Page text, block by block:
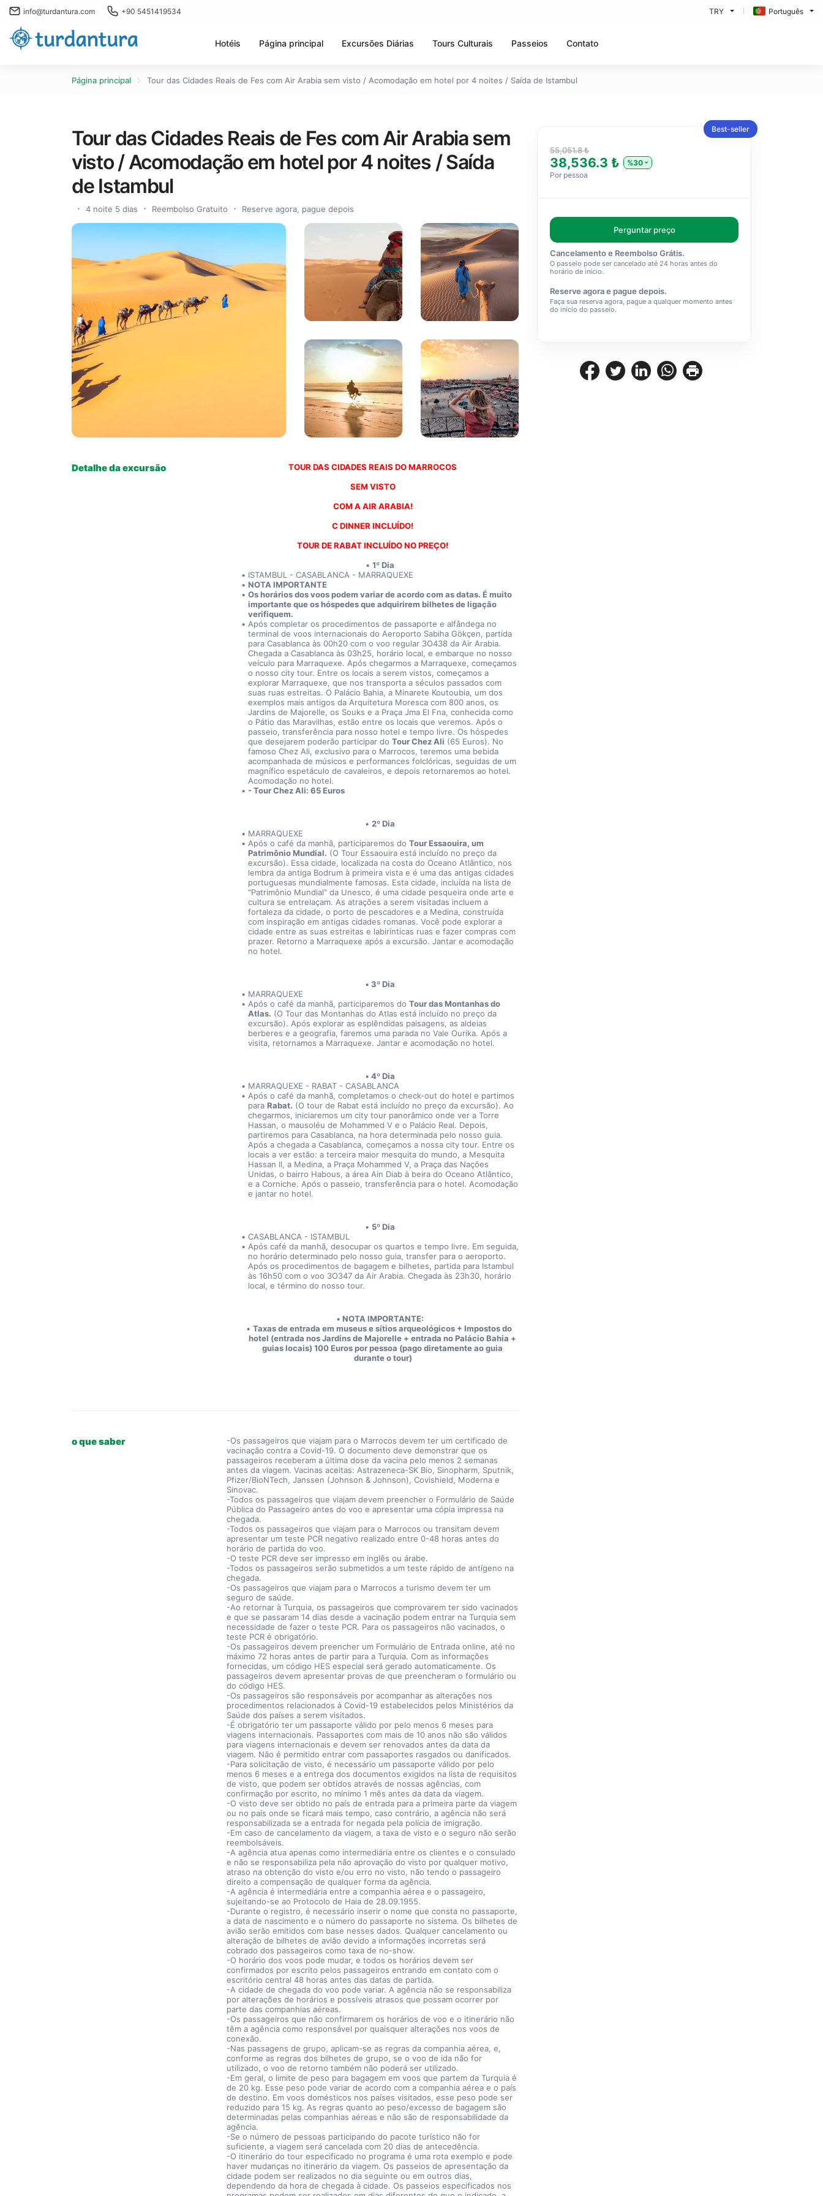
info@turdantura.com +90 5451419534 TRY Português
Hotéis Página principal Excursões Diárias Tours Culturais Passeios Contato
Página principal Tour das Cidades Reais de Fes com Air Arabia sem visto / Acomodação em hotel por 4 noites / Saída de Istambul
Tour das Cidades Reais de Fes com Air Arabia sem
visto / Acomodação em hotel por 4 noites / Saída
de Istambul
4 noite 5 dias Reembolso Gratuito Reserve agora, pague depois
Detalhe da excursão
TOUR DAS CIDADES REAIS DO MARROCOS
SEM VISTO
COM A AIR ARABIA!
C DINNER INCLUÍDO!
TOUR DE RABAT INCLUÍDO NO PREÇO!
1º Dia
ISTAMBUL - CASABLANCA - MARRAQUEXE
NOTA IMPORTANTE
Os horários dos voos podem variar de acordo com as datas. É muito
importante que os hóspedes que adquirirem bilhetes de ligação
verifiquem.
Após completar os procedimentos de passaporte e alfândega no
terminal de voos internacionais do Aeroporto Sabiha Gökçen, partida
para Casablanca às 00h20 com o voo regular 3O438 da Air Arabia.
Chegada a Casablanca às 03h25, horário local, e embarque no nosso
veículo para Marraquexe. Após chegarmos a Marraquexe, começamos
o nosso city tour. Entre os locais a serem vistos, começamos a
explorar Marraquexe, que nos transporta a séculos passados com
suas ruas estreitas. O Palácio Bahia, a Minarete Koutoubia, um dos
exemplos mais antigos da Arquitetura Moresca com 800 anos, os
Jardins de Majorelle, os Souks e a Praça Jma El Fna, conhecida como
o Pátio das Maravilhas, estão entre os locais que veremos. Após o
passeio, transferência para nosso hotel e tempo livre. Os hóspedes
que desejarem poderão participar do Tour Chez Ali (65 Euros). No
famoso Chez Ali, exclusivo para o Marrocos, teremos uma bebida
acompanhada de músicos e performances folclóricas, seguidas de um
magnífico espetáculo de cavaleiros, e depois retornaremos ao hotel.
Acomodação no hotel.
- Tour Chez Ali: 65 Euros
2º Dia
MARRAQUEXE
Após o café da manhã, participaremos do Tour Essaouira, um
Patrimônio Mundial. (O Tour Essaouira está incluído no preço da
excursão). Essa cidade, localizada na costa do Oceano Atlântico, nos
lembra da antiga Bodrum à primeira vista e é uma das antigas cidades
portuguesas mundialmente famosas. Esta cidade, incluída na lista de
"Patrimônio Mundial" da Unesco, é uma cidade pesqueira onde arte e
cultura se entrelaçam. As atrações a serem visitadas incluem a
fortaleza da cidade, o porto de pescadores e a Medina, construída
com inspiração em antigas cidades romanas. Você pode explorar a
cidade entre as suas estreitas e labirínticas ruas e fazer compras com
prazer. Retorno a Marraquexe após a excursão. Jantar e acomodação
no hotel.
3º Dia
MARRAQUEXE
Após o café da manhã, participaremos do Tour das Montanhas do
Atlas. (O Tour das Montanhas do Atlas está incluído no preço da
excursão). Após explorar as esplêndidas paisagens, as aldeias
berberes e a geografia, faremos uma parada no Vale Ourika. Após a
visita, retornamos a Marraquexe. Jantar e acomodação no hotel.
4º Dia
MARRAQUEXE - RABAT - CASABLANCA
Após o café da manhã, completamos o check-out do hotel e partimos
para Rabat. (O tour de Rabat está incluído no preço da excursão). Ao
chegarmos, iniciaremos um city tour panorâmico onde ver a Torre
Hassan, o mausoléu de Mohammed V e o Palácio Real. Depois,
partiremos para Casablanca, na hora determinada pelo nosso guia.
Após a chegada a Casablanca, começamos a nossa city tour. Entre os
locais a ver estão: a terceira maior mesquita do mundo, a Mesquita
Hassan II, a Medina, a Praça Mohammed V, a Praça das Nações
Unidas, o bairro Habous, a área Ain Diab à beira do Oceano Atlântico,
e a Corniche. Após o passeio, transferência para o hotel. Acomodação
e jantar no hotel.
5º Dia
CASABLANCA - ISTAMBUL
Após café da manhã, desocupar os quartos e tempo livre. Em seguida,
no horário determinado pelo nosso guia, transfer para o aeroporto.
Após os procedimentos de bagagem e bilhetes, partida para Istambul
às 16h50 com o voo 3O347 da Air Arabia. Chegada às 23h30, horário
local, e término do nosso tour.
NOTA IMPORTANTE:
Taxas de entrada em museus e sítios arqueológicos + Impostos do
hotel (entrada nos Jardins de Majorelle + entrada no Palácio Bahia +
guias locais) 100 Euros por pessoa (pago diretamente ao guia
durante o tour)
o que saber
-Os passageiros que viajam para o Marrocos devem ter um certificado de
vacinação contra a Covid-19. O documento deve demonstrar que os
passageiros receberam a última dose da vacina pelo menos 2 semanas
antes da viagem. Vacinas aceitas: Astrazeneca-SK Bio, Sinopharm, Sputnik,
Pfizer/BioNTech, Janssen (Johnson & Johnson), Covishield, Moderna e
Sinovac.
-Todos os passageiros que viajam devem preencher o Formulário de Saúde
Pública do Passageiro antes do voo e apresentar uma cópia impressa na
chegada.
-Todos os passageiros que viajam para o Marrocos ou transitam devem
apresentar um teste PCR negativo realizado entre 0-48 horas antes do
horário de partida do voo.
-O teste PCR deve ser impresso em inglês ou árabe.
-Todos os passageiros serão submetidos a um teste rápido de antígeno na
chegada.
-Os passageiros que viajam para o Marrocos a turismo devem ter um
seguro de saúde.
-Ao retornar à Turquia, os passageiros que comprovarem ter sido vacinados
e que se passaram 14 dias desde a vacinação podem entrar na Turquia sem
necessidade de fazer o teste PCR. Para os passageiros não vacinados, o
teste PCR é obrigatório.
-Os passageiros devem preencher um Formulário de Entrada online, até no
máximo 72 horas antes de partir para a Turquia. Com as informações
fornecidas, um código HES especial será gerado automaticamente. Os
passageiros devem apresentar provas de que preencheram o formulário ou
do código HES.
-Os passageiros são responsáveis por acompanhar as alterações nos
procedimentos relacionados à Covid-19 estabelecidos pelos Ministérios da
Saúde dos países a serem visitados.
-É obrigatório ter um passaporte válido por pelo menos 6 meses para
viagens internacionais. Passaportes com mais de 10 anos não são válidos
para viagens internacionais e devem ser renovados antes da data da
viagem. Não é permitido entrar com passaportes rasgados ou danificados.
-Para solicitação de visto, é necessário um passaporte válido por pelo
menos 6 meses e a entrega dos documentos exigidos na lista de requisitos
de visto, que podem ser obtidos através de nossas agências, com
confirmação por escrito, no mínimo 1 mês antes da data da viagem.
-O visto deve ser obtido no país de entrada para a primeira parte da viagem
ou no país onde se ficará mais tempo, caso contrário, a agência não será
responsabilizada se a entrada for negada pela polícia de imigração.
-Em caso de cancelamento da viagem, a taxa de visto e o seguro não serão
reembolsáveis.
-A agência atua apenas como intermediária entre os clientes e o consulado
e não se responsabiliza pela não aprovação do visto por qualquer motivo,
atraso na obtenção do visto e/ou erro no visto, não tendo o passageiro
direito a compensação de qualquer forma da agência.
-A agência é intermediária entre a companhia aérea e o passageiro,
sujeitando-se ao Protocolo de Haia de 28.09.1955.
-Durante o registro, é necessário inserir o nome que consta no passaporte,
a data de nascimento e o número do passaporte no sistema. Os bilhetes de
avião serão emitidos com base nesses dados. Qualquer cancelamento ou
alteração de bilhetes de avião devido a informações incorretas será
cobrado dos passageiros como taxa de no-show.
-O horário dos voos pode mudar, e todos os horários devem ser
confirmados por escrito pelos passageiros entrando em contato com o
escritório central 48 horas antes das datas de partida.
-A cidade de chegada do voo pode variar. A agência não se responsabiliza
por alterações de horários e possíveis atrasos que possam ocorrer por
parte das companhias aéreas.
-Os passageiros que não confirmarem os horários de voo e o itinerário não
têm a agência como responsável por quaisquer alterações nos voos de
conexão.
-Nas passagens de grupo, aplicam-se as regras da companhia aérea, e,
conforme as regras dos bilhetes de grupo, se o voo de ida não for
utilizado, o voo de retorno também não poderá ser utilizado.
-Em geral, o limite de peso para bagagem em voos que partem da Turquia é
de 20 kg. Esse peso pode variar de acordo com a companhia aérea e o país
de destino. Em voos domésticos nos países visitados, esse peso pode ser
reduzido para 15 kg. As regras quanto ao peso/excesso de bagagem são
determinadas pelas companhias aéreas e não são de responsabilidade da
agência.
-Se o número de pessoas participando do pacote turístico não for
suficiente, a viagem será cancelada com 20 dias de antecedência.
-O itinerário do tour especificado no programa é uma rota exemplo e pode
haver mudanças no itinerário da viagem. Os passeios de apresentação da
cidade podem ser realizados no dia seguinte ou em outros dias,
dependendo da hora de chegada à cidade. Os passeios especificados nos
Best-seller
55,051.8 ₺
38,536.3 ₺
%30
Por pessoa
Perguntar preço
Cancelamento e Reembolso Grátis.
O passeio pode ser cancelado até 24 horas antes do
horário de início.
Reserve agora e pague depois.
Faça sua reserva agora, pague a qualquer momento antes
do início do passeio.